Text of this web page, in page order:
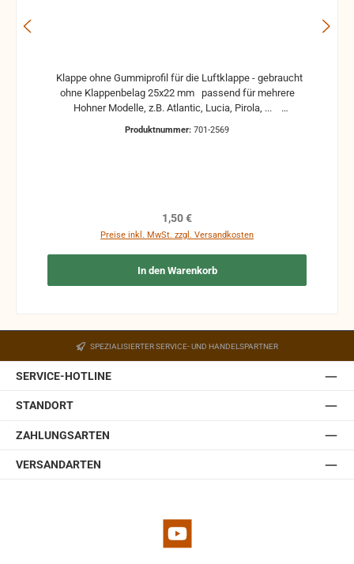
ohne Klappenbelag 25x22 mm passend für mehrere
Hohner Modelle, z.B. Atlantic, Lucia, Pirola, ...
gebrauchte Teile können optische Beschädigungen
Funktion nicht mehr gewährleistet werden und die
Produktnummer: 701-2569
Regulärer Preis:
1,50 €
Preise inkl. MwSt. zzgl. Versandkosten
In den Warenkorb
SPEZIALISIERTER SERVICE- UND HANDELSPARTNER
SERVICE-HOTLINE
STANDORT
ZAHLUNGSARTEN
VERSANDARTEN
YouTube